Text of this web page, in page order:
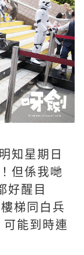
知星期日
但係我哋
好醒目
梯同白兵
能到時連